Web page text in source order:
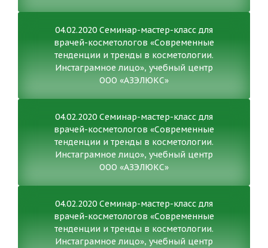
04.02.2020 Семинар-мастер-класс для
врачей-косметологов «Современные
тенденции и тренды в косметологии.
Инстаграмное лицо», учебный центр
ООО «АЗЭЛЮКС»
04.02.2020 Семинар-мастер-класс для
врачей-косметологов «Современные
тенденции и тренды в косметологии.
Инстаграмное лицо», учебный центр
ООО «АЗЭЛЮКС»
04.02.2020 Семинар-мастер-класс для
врачей-косметологов «Современные
тенденции и тренды в косметологии.
Инстаграмное лицо», учебный центр